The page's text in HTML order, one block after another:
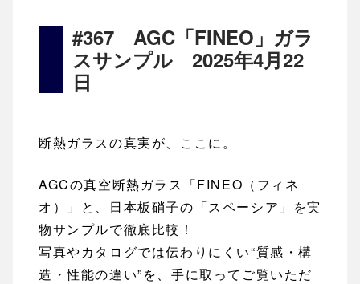
#367 AGC「FINEO」ガラ
スサンプル 2025年4月22
日
断熱ガラスの真実が、ここに。
AGCの真空断熱ガラス「FINEO（フィネ
オ）」と、日本板硝子の「スペーシア」を実
物サンプルで徹底比較！
写真やカタログでは伝わりにくい“質感・構
造・性能の違い”を、手に取ってご覧いただ